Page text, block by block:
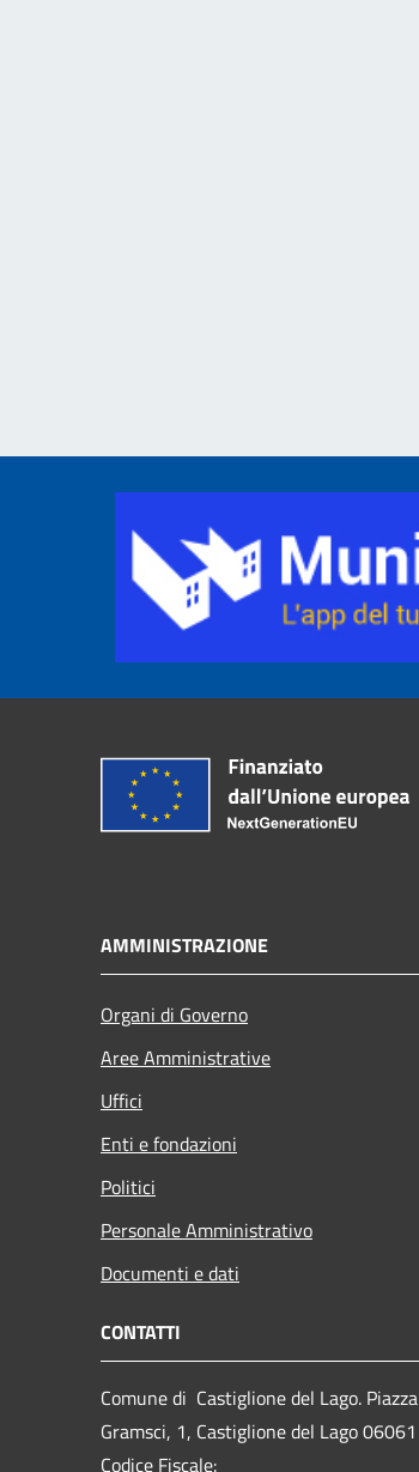
AMMINISTRAZIONE
Organi di Governo
Aree Amministrative
Uffici
Enti e fondazioni
Politici
Personale Amministrativo
Documenti e dati
CONTATTI
Comune di Castiglione del Lago. Piazza
Gramsci, 1, Castiglione del Lago 06061
Codice Fiscale: